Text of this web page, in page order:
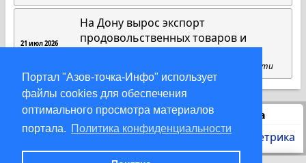
Портал "Азов-точка-Инфо" использует
файлы cookies для обеспечения
оптимального просмотра материалов
портала. Политика конфиденциальности
21 июл 2026
На Дону вырос экспорт
продовольственных товаров и
Пресс-служба губернатора Ростовской области
Статистика